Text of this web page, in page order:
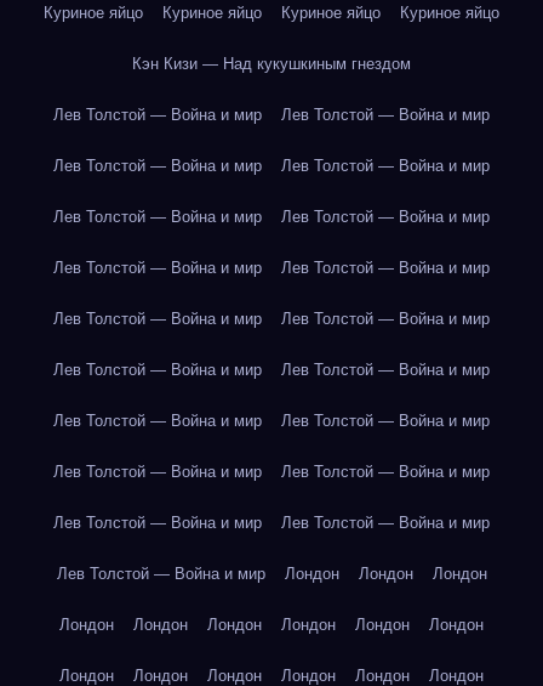
Куриное яйцо Куриное яйцо Куриное яйцо Куриное яйцо
Кэн Кизи — Над кукушкиным гнездом
Лев Толстой — Война и мир Лев Толстой — Война и мир
Лев Толстой — Война и мир Лев Толстой — Война и мир
Лев Толстой — Война и мир Лев Толстой — Война и мир
Лев Толстой — Война и мир Лев Толстой — Война и мир
Лев Толстой — Война и мир Лев Толстой — Война и мир
Лев Толстой — Война и мир Лев Толстой — Война и мир
Лев Толстой — Война и мир Лев Толстой — Война и мир
Лев Толстой — Война и мир Лев Толстой — Война и мир
Лев Толстой — Война и мир Лев Толстой — Война и мир
Лев Толстой — Война и мир Лондон Лондон Лондон
Лондон Лондон Лондон Лондон Лондон Лондон
Лондон Лондон Лондон Лондон Лондон Лондон